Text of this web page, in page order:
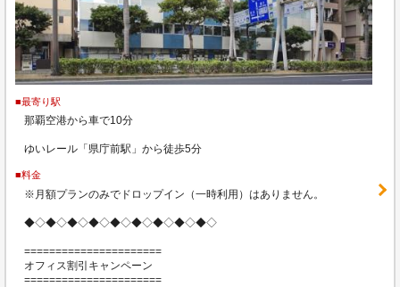
■最寄り駅
那覇空港から車で10分
ゆいレール「県庁前駅」から徒歩5分
■料金
※月額プランのみでドロップイン（一時利用）はありません。
◆◇◆◇◆◇◆◇◆◇◆◇◆◇◆◇◆◇
======================
オフィス割引キャンペーン
======================